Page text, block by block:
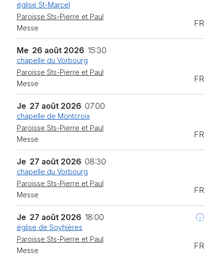
église St-Marcel
Paroisse Sts-Pierre et Paul
Messe
FR
Me 26 août 2026 15:30
chapelle du Vorbourg
Paroisse Sts-Pierre et Paul
Messe
FR
Je 27 août 2026 07:00
chapelle de Montcroix
Paroisse Sts-Pierre et Paul
Messe
FR
Je 27 août 2026 08:30
chapelle du Vorbourg
Paroisse Sts-Pierre et Paul
Messe
FR
Je 27 août 2026 18:00
église de Soyhières
Paroisse Sts-Pierre et Paul
Messe
FR